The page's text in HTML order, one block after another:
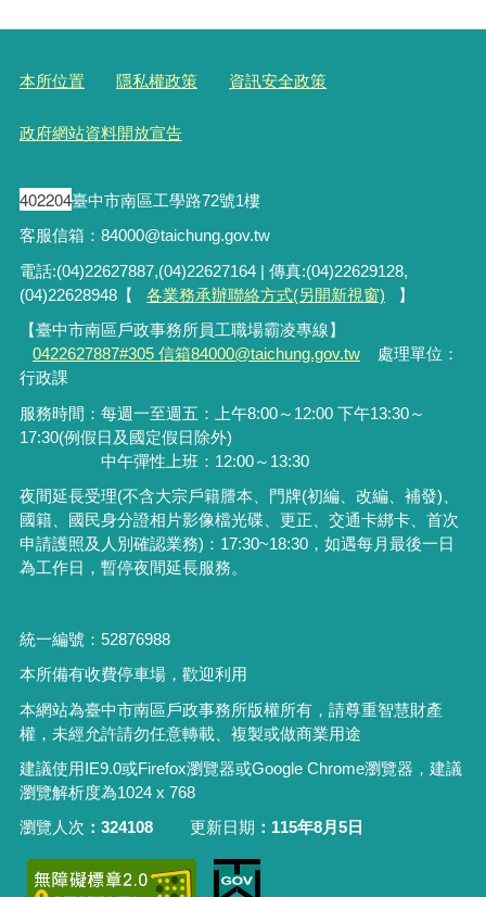
本所位置 隱私權政策 資訊安全政策
政府網站資料開放宣告
402204臺中市南區工學路72號1樓
客服信箱：84000@taichung.gov.tw
電話:(04)22627887,(04)22627164 | 傳真:(04)22629128,
(04)22628948【
各業務承辦聯絡方式(另開新視窗)
】
【臺中市南區戶政事務所員工職場霸凌專線】
0422627887#305 信箱84000@taichung.gov.tw
處理單位：
行政課
服務時間：每週一至週五：上午8:00～12:00 下午13:30～
17:30(例假日及國定假日除外)
中午彈性上班：12:00～13:30
夜間延長受理(不含大宗戶籍謄本、門牌(初編、改編、補發)、
國籍、國民身分證相片影像檔光碟、更正、交通卡綁卡、首次
申請護照及人別確認業務) ： 17:30~18:30，如遇每月最後一日
為工作日，暫停夜間延長服務。
統一編號：52876988
本所備有收費停車場，歡迎利用
本網站為臺中市南區戶政事務所版權所有，請尊重智慧財產
權，未經允許請勿任意轉載、複製或做商業用途
建議使用IE9.0或Firefox瀏覽器或Google Chrome瀏覽器，建議
瀏覽解析度為1024 x 768
瀏覽人次
324108 更新日期 115年8月5日